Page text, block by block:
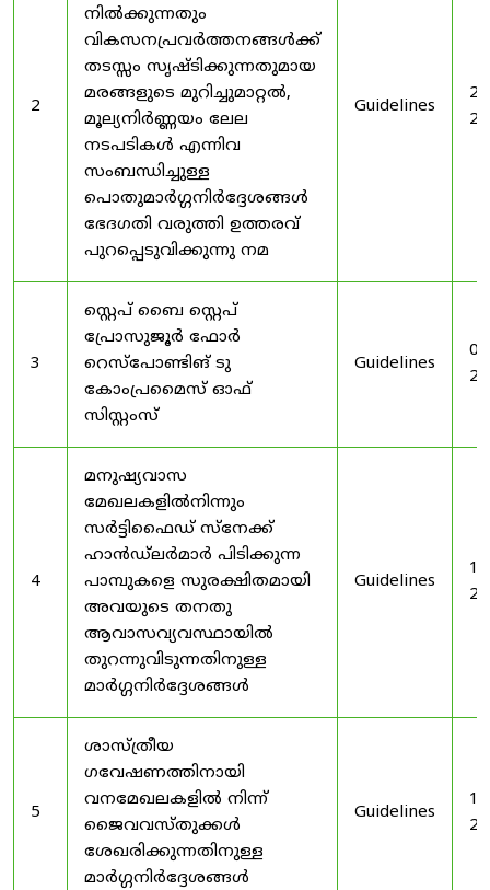
2
നിൽക്കുന്നതും
വികസനപ്രവർത്തനങ്ങൾക്ക്
തടസ്സം സൃഷ്ടിക്കുന്നതുമായ
മരങ്ങളുടെ മുറിച്ചുമാറ്റൽ,
മൂല്യനിർണ്ണയം ലേല
നടപടികൾ എന്നിവ
സംബന്ധിച്ചുള്ള
പൊതുമാർഗ്ഗനിർദ്ദേശങ്ങൾ
ഭേദഗതി വരുത്തി ഉത്തരവ്
പുറപ്പെടുവിക്കുന്നു നമ
Guidelines
3
സ്റ്റെപ് ബൈ സ്റ്റെപ്
പ്രോസുജൂർ ഫോർ
റെസ്‌പോണ്ടിങ് ടു
കോംപ്രമൈസ് ഓഫ്
സിസ്റ്റംസ്
Guidelines
4
മനുഷ്യവാസ
മേഖലകളിൽനിന്നും
സർട്ടിഫൈഡ് സ്നേക്ക്
ഹാൻഡ്‌ലർമാർ പിടിക്കുന്ന
പാമ്പുകളെ സുരക്ഷിതമായി
അവയുടെ തനതു
ആവാസവ്യവസ്ഥായിൽ
തുറന്നുവിടുന്നതിനുള്ള
മാർഗ്ഗനിർദ്ദേശങ്ങൾ
Guidelines
5
ശാസ്ത്രീയ
ഗവേഷണത്തിനായി
വനമേഖലകളിൽ നിന്ന്
ജൈവവസ്തുക്കൾ
ശേഖരിക്കുന്നതിനുള്ള
മാർഗ്ഗനിർദ്ദേശങ്ങൾ
Guidelines